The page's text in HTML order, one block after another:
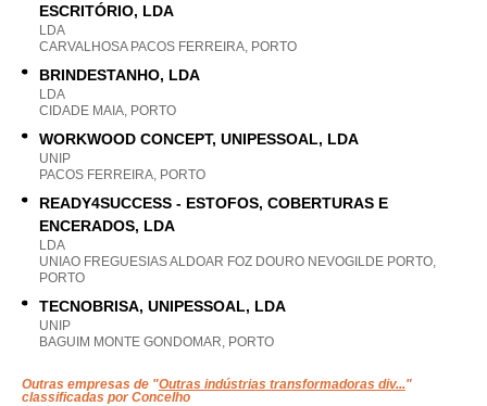
ESCRITÓRIO, LDA
LDA
CARVALHOSA PACOS FERREIRA, PORTO
BRINDESTANHO, LDA
LDA
CIDADE MAIA, PORTO
WORKWOOD CONCEPT, UNIPESSOAL, LDA
UNIP
PACOS FERREIRA, PORTO
READY4SUCCESS - ESTOFOS, COBERTURAS E
ENCERADOS, LDA
LDA
UNIAO FREGUESIAS ALDOAR FOZ DOURO NEVOGILDE PORTO,
PORTO
TECNOBRISA, UNIPESSOAL, LDA
UNIP
BAGUIM MONTE GONDOMAR, PORTO
Outras empresas de "Outras indústrias transformadoras div..."
classificadas por Concelho